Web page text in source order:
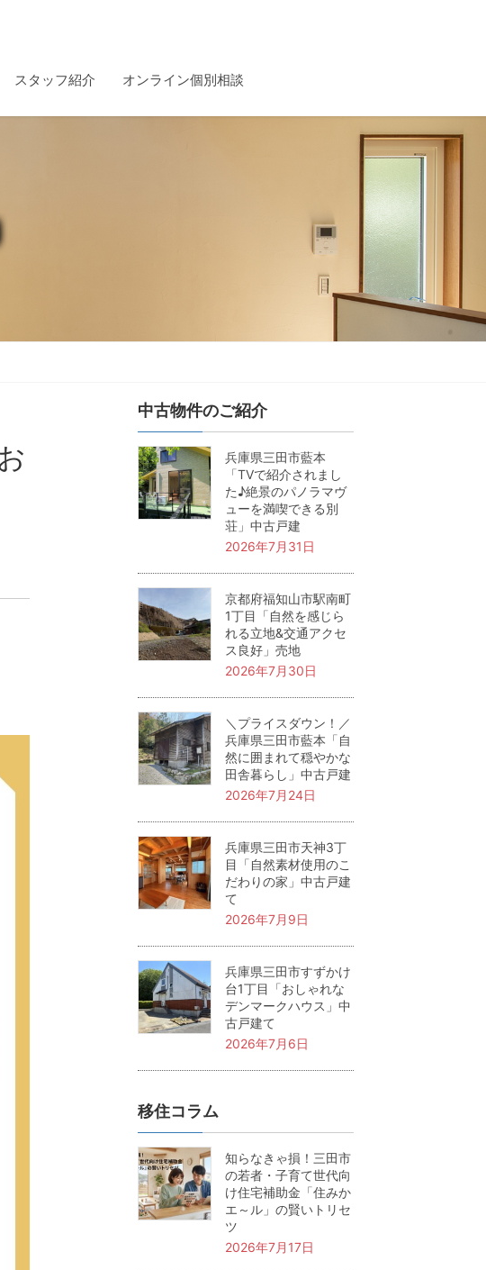
スタッフ紹介 オンライン個別相談
中古物件のご紹介
兵庫県三田市藍本
「TVで紹介されまし
た♪絶景のパノラマヴ
ューを満喫できる別
荘」中古戸建
2026年7月31日
京都府福知山市駅南町
1丁目「自然を感じら
れる立地&交通アクセ
ス良好」売地
2026年7月30日
＼プライスダウン！／
兵庫県三田市藍本「自
然に囲まれて穏やかな
田舎暮らし」中古戸建
2026年7月24日
兵庫県三田市天神3丁
目「自然素材使用のこ
だわりの家」中古戸建
て
2026年7月9日
兵庫県三田市すずかけ
台1丁目「おしゃれな
デンマークハウス」中
古戸建て
2026年7月6日
移住コラム
知らなきゃ損！三田市
の若者・子育て世代向
け住宅補助金「住みか
エ～ル」の賢いトリセ
ツ
2026年7月17日